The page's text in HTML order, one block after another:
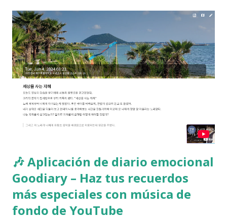
🎶 Aplicación de diario emocional
Goodiary – Haz tus recuerdos
más especiales con música de
fondo de YouTube